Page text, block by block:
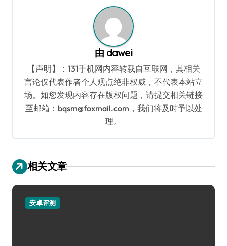
由 dawei
【声明】：131手机网内容转载自互联网，其相关
言论仅代表作者个人观点绝非权威，不代表本站立
场。如您发现内容存在版权问题，请提交相关链接
至邮箱：bqsm@foxmail.com，我们将及时予以处
理。
相关文章
安卓评测